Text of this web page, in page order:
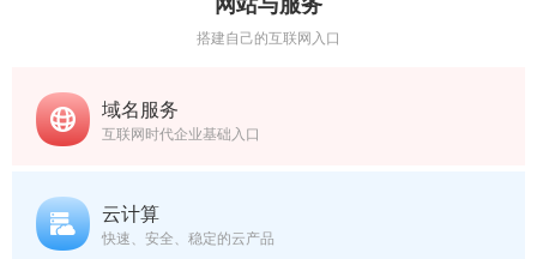
搭建自己的互联网入口
域名服务
互联网时代企业基础入口
云计算
快速、安全、稳定的云产品